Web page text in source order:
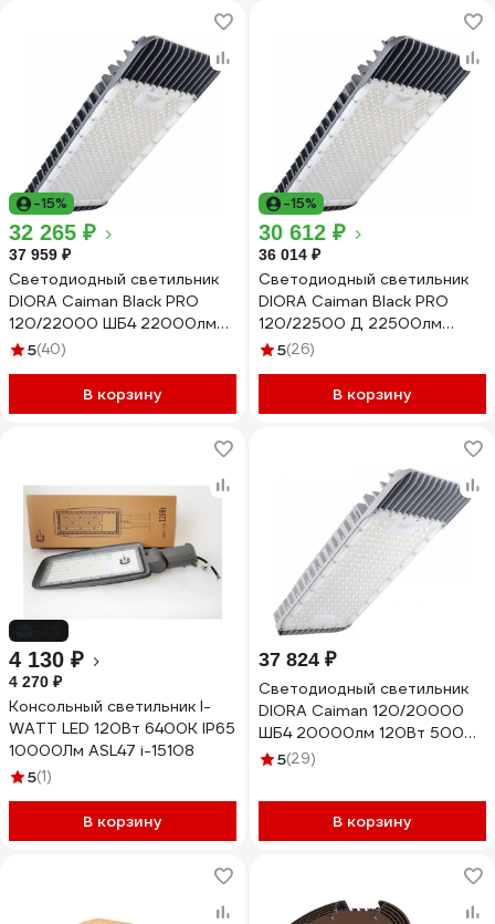
-15%
32 265 ₽
37 959 ₽
Светодиодный светильник
DIORA Caiman Black PRO
120/22000 ШБ4 22000лм
120Вт 5000K IP67 0,95PF
DCBPRO120ShB4-5K-C
5(40)
В корзину
-15%
30 612 ₽
36 014 ₽
Светодиодный светильник
DIORA Caiman Black PRO
120/22500 Д 22500лм
120Вт 5000K IP67 0,95PF
DCBPRO120D-5K-C
5(26)
В корзину
4 130 ₽
4 270 ₽
Консольный светильник I-
WATT LED 120Вт 6400К IP65
10000Лм ASL47 i-15108
5(1)
В корзину
37 824 ₽
Светодиодный светильник
DIORA Caiman 120/20000
ШБ4 20000лм 120Вт 5000K
IP67 0,95PF 70Ra Кп<1
5(29)
В корзину